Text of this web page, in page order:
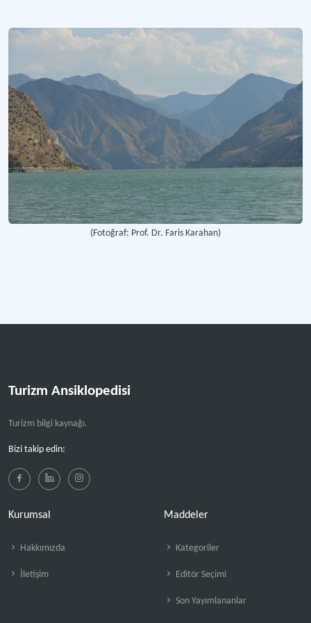
(Fotoğraf: Prof. Dr. Faris Karahan)
Turizm Ansiklopedisi
Turizm bilgi kaynağı.
Bizi takip edin:
Kurumsal
Hakkımızda
İletişim
Maddeler
Kategoriler
Editör Seçimi
Son Yayımlananlar